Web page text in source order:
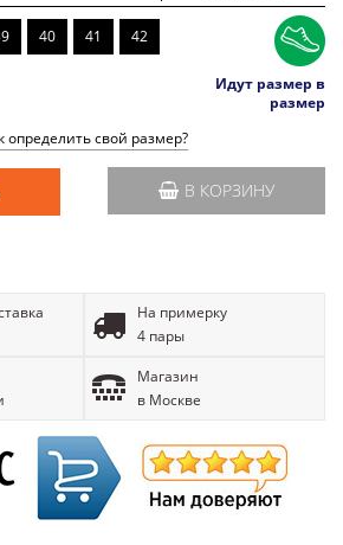
40 41 42
Идут размер в
размер
определить свой размер?
В КОРЗИНУ
На примерку
4 пары
Магазин
в Москве